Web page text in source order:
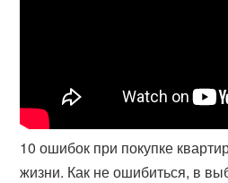
10 ошибок при покупке
жизни. Как не ошибиться, в